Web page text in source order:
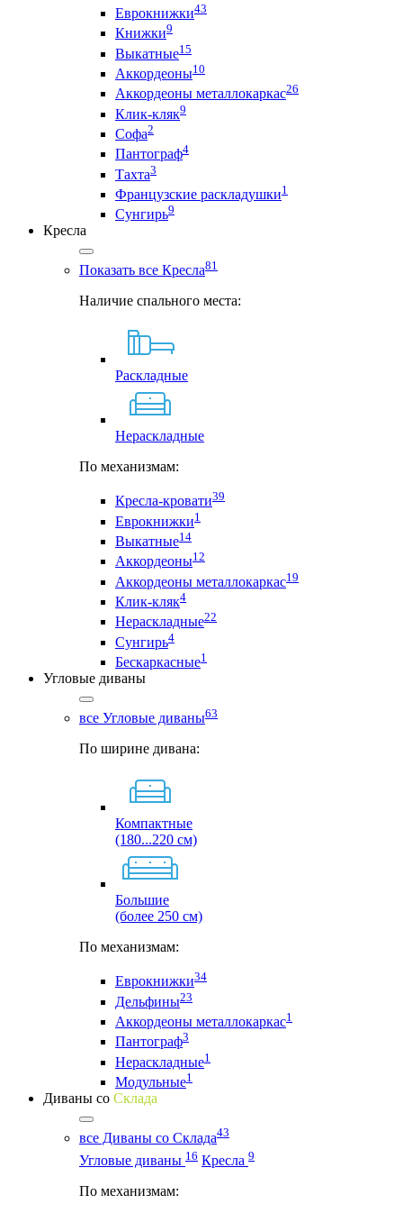
Еврокнижки43
Книжки9
Выкатные15
Аккордеоны10
Аккордеоны металлокаркас26
Клик-кляк9
Софа2
Пантограф4
Тахта3
Французские раскладушки1
Сунгирь9
Кресла
Показать все Кресла81
Наличие спального места:
Раскладные
Нераскладные
По механизмам:
Кресла-кровати39
Еврокнижки1
Выкатные14
Аккордеоны12
Аккордеоны металлокаркас19
Клик-кляк4
Нераскладные22
Сунгирь4
Бескаркасные1
Угловые диваны
все Угловые диваны63
По ширине дивана:
Компактные
(180...220 см)
Большие
(более 250 см)
По механизмам:
Еврокнижки34
Дельфины23
Аккордеоны металлокаркас1
Пантограф3
Нераскладные1
Модульные1
Диваны со Склада
все Диваны со Склада43
Угловые диваны 16 Кресла 9
По механизмам: